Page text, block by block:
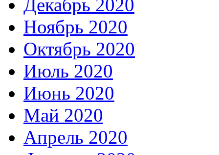
Декабрь 2020
Ноябрь 2020
Октябрь 2020
Июль 2020
Июнь 2020
Май 2020
Апрель 2020